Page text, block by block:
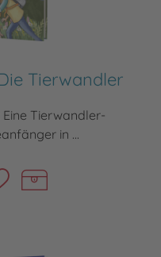
Tierwandler
Eine Tierwandler-
in ...